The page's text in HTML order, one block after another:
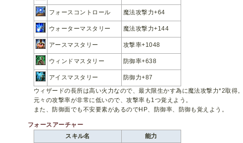
フォースコントロール 魔法攻撃力+64
ウォーターマスタリー 魔法攻撃力+144
アースマスタリー 攻撃率+1048
ウィンドマスタリー 防御率+638
アイスマスタリー
防御力+87
ウィザードの長所は高い火力なので、最大限生かす為に魔法攻撃力*2取得
元々の攻撃率が非常に低いので、攻撃率も1つ覚えよう。
また、防御面でも不安要素があるのでHP、防御率、防御も覚えよう。
フォースアーチャー
スキル名
能力